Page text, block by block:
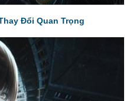
nói để tối ưu từ khóa.
Đổi Quan Trọng